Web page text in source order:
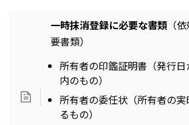
一時抹消登録に必要な書類（
要書類）
所有者の印鑑証明書（発行
内のもの）
所有者の委任状（所有者の
るもの）